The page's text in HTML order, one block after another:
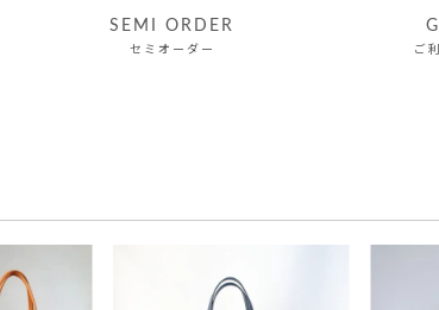
SEMI ORDER
セミオーダー ご